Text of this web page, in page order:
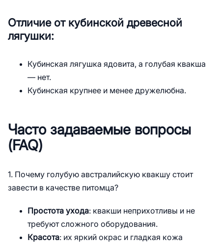
Отличие от кубинской древесной
лягушки:
Кубинская лягушка ядовита, а голубая квакша
— нет.
Кубинская крупнее и менее дружелюбна.
Часто задаваемые вопросы
(FAQ)
1. Почему голубую австралийскую квакшу стоит
завести в качестве питомца?
Простота ухода: квакши неприхотливы и не
требуют сложного оборудования.
Красота: их яркий окрас и гладкая кожа